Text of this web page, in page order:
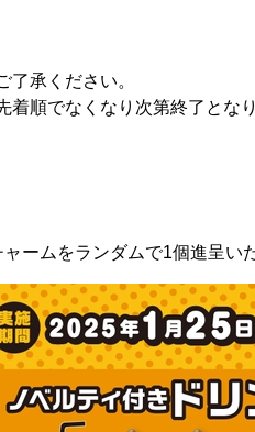
承ください。
順でなくなり次第終了とな
ームをランダムで1個進呈い